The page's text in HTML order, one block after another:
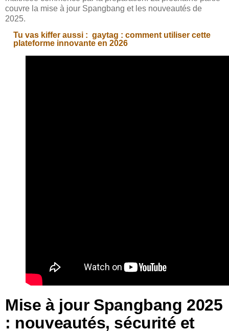
couvre la mise à jour Spangbang et les nouveautés de
2025.
Tu vas kiffer aussi : gaytag : comment utiliser cette
plateforme innovante en 2026
Mise à jour Spangbang 2025
: nouveautés, sécurité et